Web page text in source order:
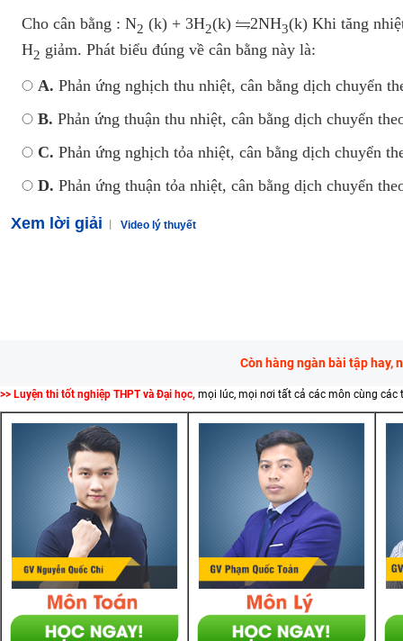
Cho cân bằng : N2 (k) + 3H2(k) 2NH3(k) Khi tăng
H2 giảm. Phát biểu đúng về cân bằng này là:
A. Phản ứng nghịch thu nhiệt, cân bằng dịch chuyển
B. Phản ứng thuận thu nhiệt, cân bằng dịch chuyển
C. Phản ứng nghịch tỏa nhiệt, cân bằng dịch chuyển
D. Phản ứng thuận tỏa nhiệt, cân bằng dịch chuyển
Xem lời giải Video lý thuyết
Còn hàng ngàn bài tập hay,
>> Luyện thi tốt nghiệp THPT và Đại học, mọi lúc, mọi nơi tất cả các môn cùng các